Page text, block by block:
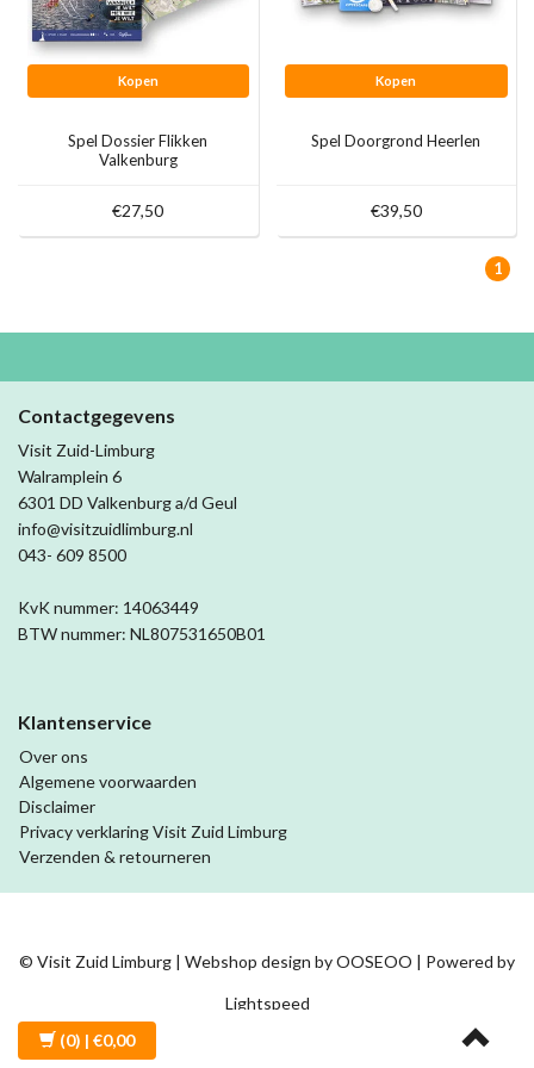
Kopen
Spel Dossier Flikken
Valkenburg
€27,50
Kopen
Spel Doorgrond Heerlen
€39,50
1
Contactgegevens
Visit Zuid-Limburg
Walramplein 6
6301 DD Valkenburg a/d Geul
info@visitzuidlimburg.nl
043- 609 8500
KvK nummer: 14063449
BTW nummer: NL807531650B01
Klantenservice
Over ons
Algemene voorwaarden
Disclaimer
Privacy verklaring Visit Zuid Limburg
Verzenden & retourneren
© Visit Zuid Limburg | Webshop design byOOSEOO | Powered by
Lightspeed
(0) | €0,00